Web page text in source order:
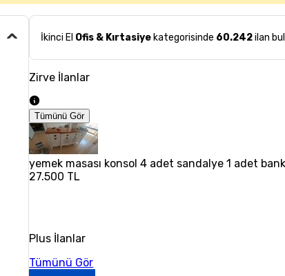
İkinci El Ofis & Kırtasiye kategorisinde 60.242ilan
Zirve İlanlar
Tümünü Gör
yemek masası konsol 4 adet sandalye 1 adet
27.500 TL
Plus İlanlar
Tümünü Gör